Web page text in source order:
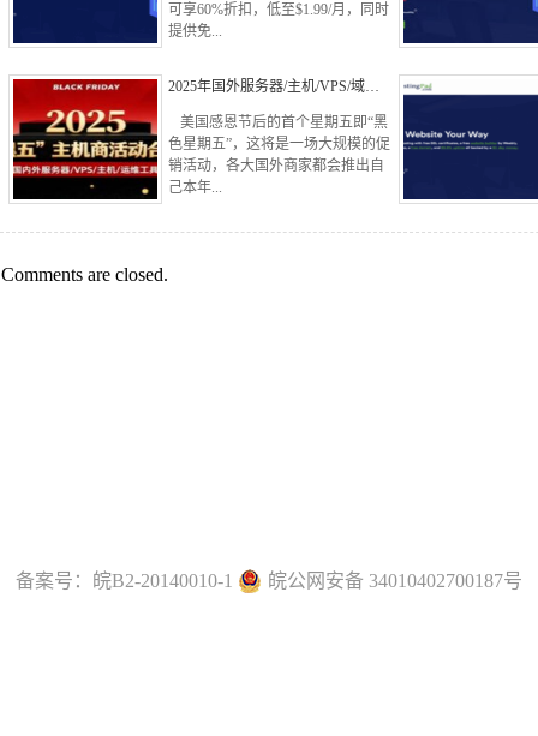
可享60%折扣，低至$1.99/月，同时
提供免...
2025年国外服务器/主机/VPS/域…
美国感恩节后的首个星期五即“黑
色星期五”，这将是一场大规模的促
销活动，各大国外商家都会推出自
己本年...
Comments are closed.
备案号： 皖B2-20140010-1 皖公网安备 34010402700187号